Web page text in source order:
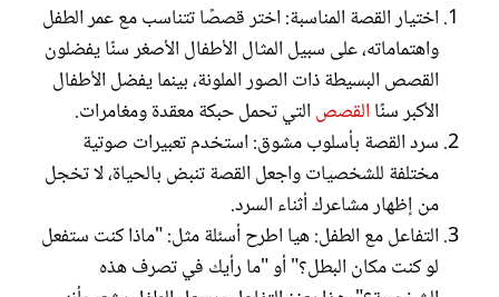
اختيار القصة المناسبة: اختر قصصًا تتناسب مع عمر الطفل
واهتماماته، على سبيل المثال الأطفال الأصغر سنًا يفضلون
القصص البسيطة ذات الصور الملونة، بينما يفضل الأطفال
الأكبر سنًا القصص التي تحمل حبكة معقدة ومغامرات.
سرد القصة بأسلوب مشوق: استخدم تعبيرات صوتية
مختلفة للشخصيات واجعل القصة تنبض بالحياة، لا تخجل
من إظهار مشاعرك أثناء السرد.
التفاعل مع الطفل: هيا اطرح أسئلة مثل: "ماذا كنت ستفعل
لو كنت مكان البطل؟" أو "ما رأيك في تصرف هذه